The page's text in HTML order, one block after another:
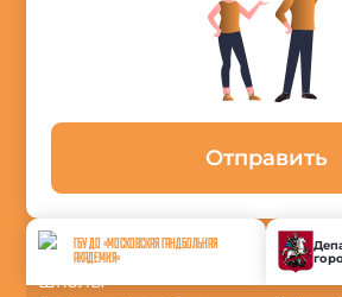
Отправить
ГБУ ДО «МОСКОВСКАЯ ГАНДБОЛЬНАЯ
АКАДЕМИЯ»